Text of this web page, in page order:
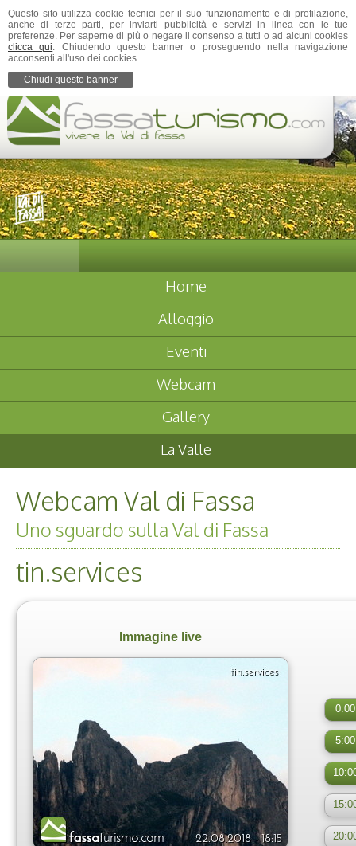
Home
Alloggio
Eventi
Webcam
Gallery
La Valle
Webcam Val di Fassa
Uno sguardo sulla Val di Fassa
tin.services
Immagine live
0:00
5:00
Questo sito utilizza cookie tecnici per il suo funzionamento e di profilazione,
anche di terze parti, per inviarti pubblicità e servizi in linea con le tue
preferenze. Per saperne di più o negare il consenso a tutti o ad alcuni cookies
clicca qui. Chiudendo questo banner o proseguendo nella navigazione
acconsenti all'uso dei cookies.
Chiudi questo banner